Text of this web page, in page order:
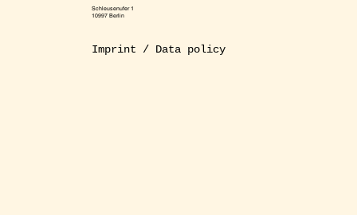
Schleusenufer 1
10997 Berlin
Imprint / Data policy